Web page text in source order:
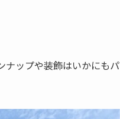
ナップや装飾はいかにもパ